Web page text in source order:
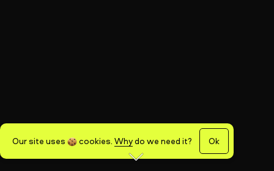
Our site uses cookies. Whydo we need it? Ok